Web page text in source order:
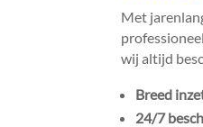
Met
wij altijd
Breed
24/7